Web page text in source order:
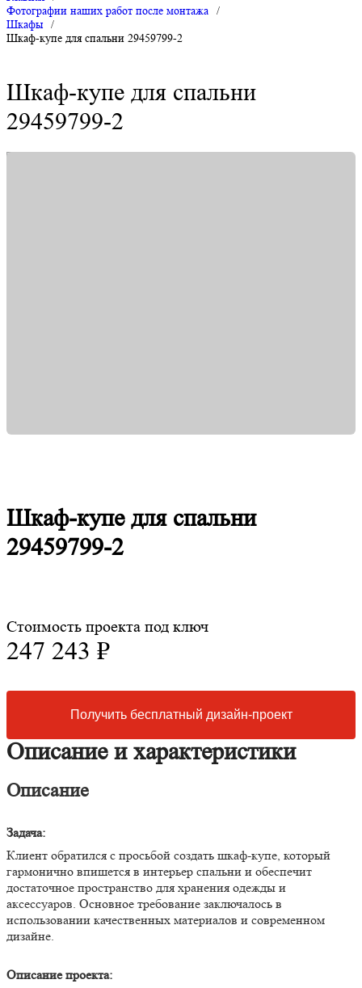
Фотографии наших работ после монтажа
/
Шкафы
/
Шкаф-купе для спальни 29459799-2
Шкаф-купе для спальни
29459799-2
Шкаф-купе для спальни
29459799-2
Стоимость проекта под ключ
247 243 ₽
Получить бесплатный дизайн-проект
Описание и характеристики
Описание
Задача:
Клиент обратился с просьбой создать шкаф-купе, который
гармонично впишется в интерьер спальни и обеспечит
достаточное пространство для хранения одежды и
аксессуаров. Основное требование заключалось в
использовании качественных материалов и современном
дизайне.
Описание проекта: